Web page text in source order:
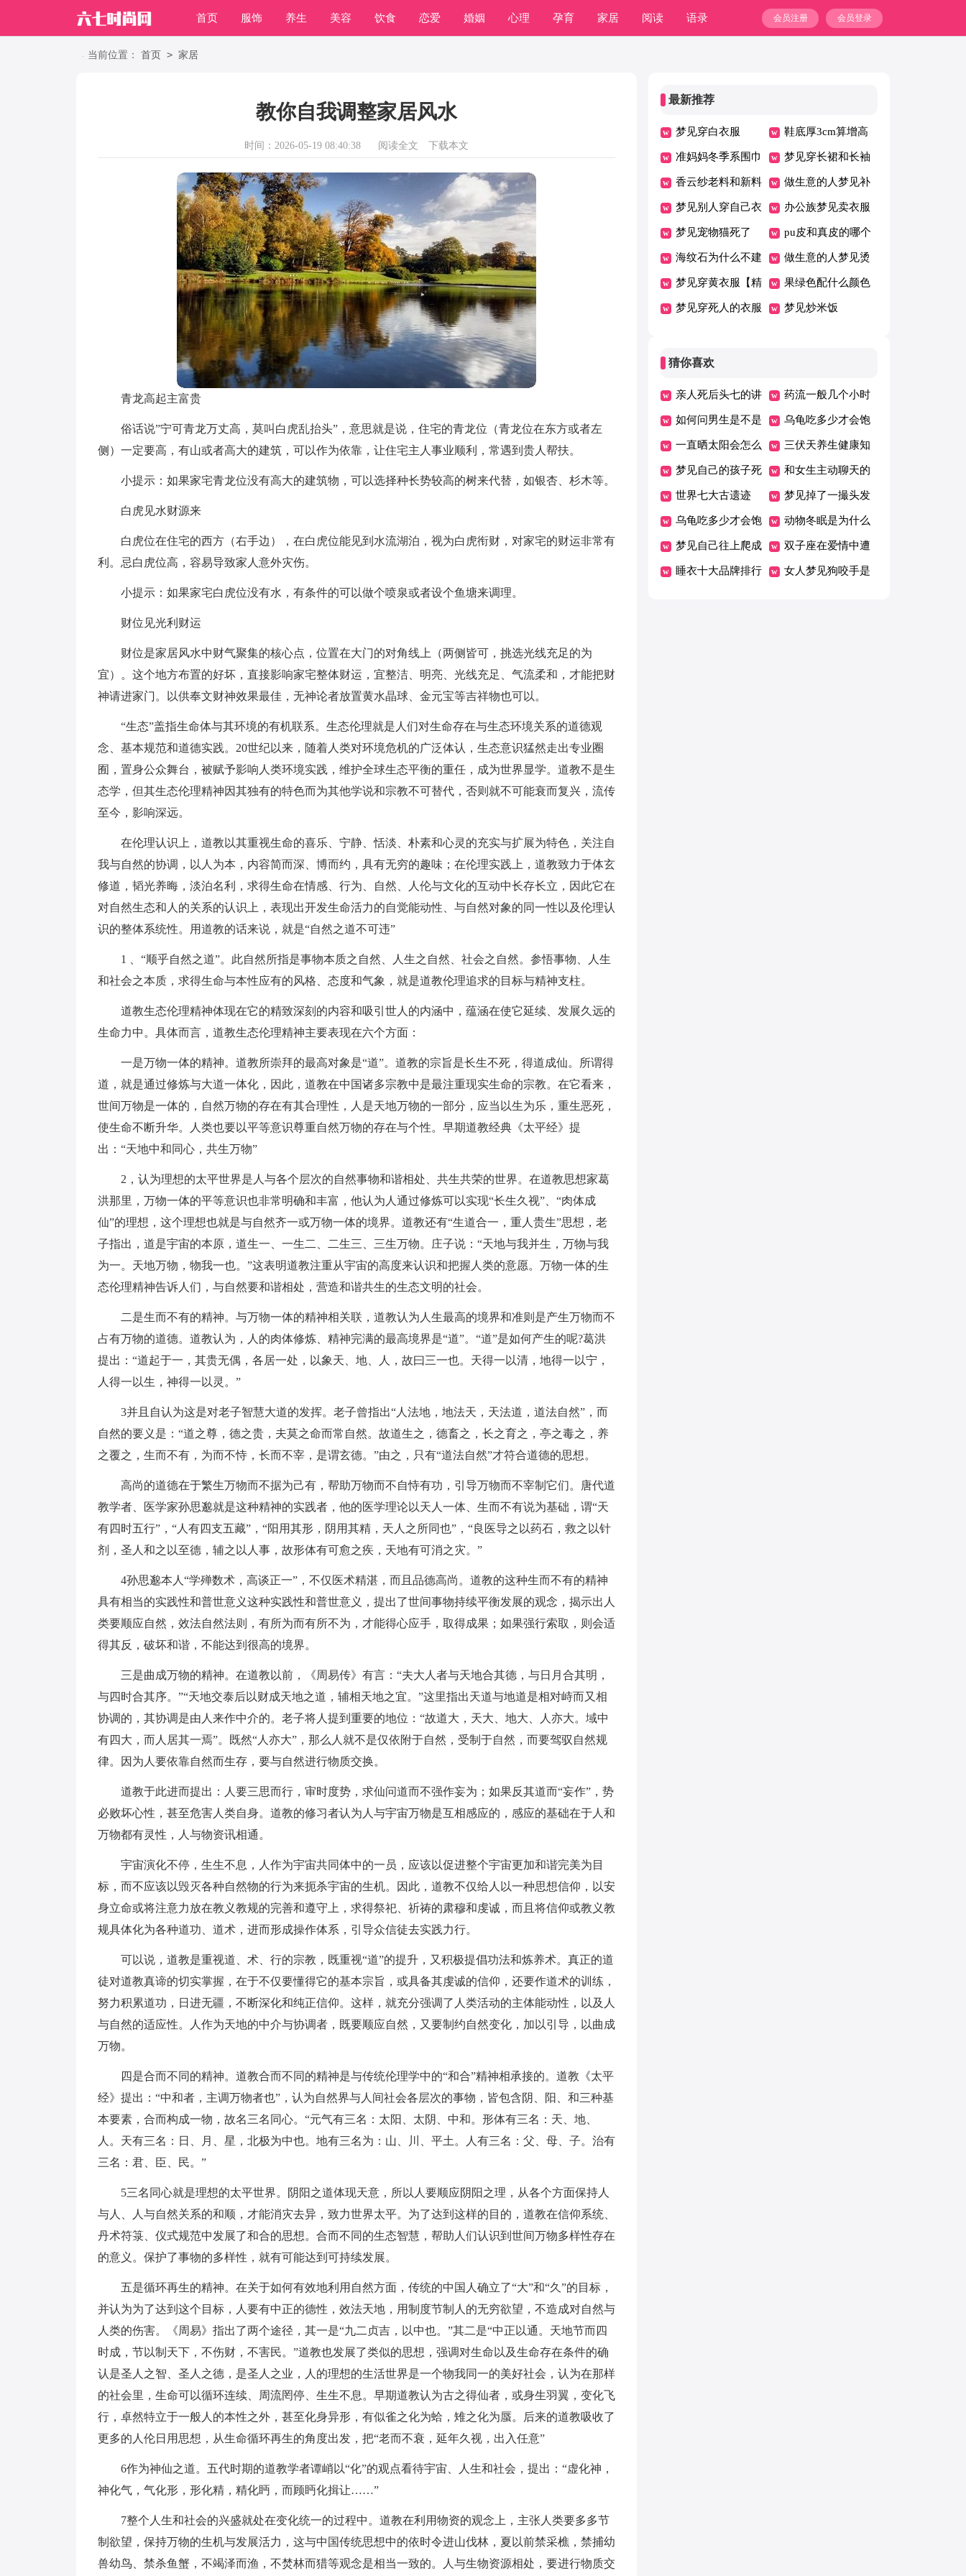
首页 服饰 养生 美容 饮食 恋爱 婚姻 心理 孕育 家居 阅读 语录
职场
会员登录
会员注册
当前位置： 首页 > 家居
教你自我调整家居风水
时间：2026-05-19 08:40:38 阅读全文 下载本文
青龙高起主富贵
俗话说”宁可青龙万丈高，莫叫白虎乱抬头”，意思就是说，住宅的青龙位（青龙位在东方或者左
侧）一定要高，有山或者高大的建筑，可以作为依靠，让住宅主人事业顺利，常遇到贵人帮扶。
小提示：如果家宅青龙位没有高大的建筑物，可以选择种长势较高的树来代替，如银杏、杉木等。
白虎见水财源来
白虎位在住宅的西方（右手边），在白虎位能见到水流湖泊，视为白虎衔财，对家宅的财运非常有
利。忌白虎位高，容易导致家人意外灾伤。
小提示：如果家宅白虎位没有水，有条件的可以做个喷泉或者设个鱼塘来调理。
财位见光利财运
财位是家居风水中财气聚集的核心点，位置在大门的对角线上（两侧皆可，挑选光线充足的为
宜）。这个地方布置的好坏，直接影响家宅整体财运，宜整洁、明亮、光线充足、气流柔和，才能把财
神请进家门。以供奉文财神效果最佳，无神论者放置黄水晶球、金元宝等吉祥物也可以。
“生态”盖指生命体与其环境的有机联系。生态伦理就是人们对生命存在与生态环境关系的道德观
念、基本规范和道德实践。20世纪以来，随着人类对环境危机的广泛体认，生态意识猛然走出专业圈
囿，置身公众舞台，被赋予影响人类环境实践，维护全球生态平衡的重任，成为世界显学。道教不是生
态学，但其生态伦理精神因其独有的特色而为其他学说和宗教不可替代，否则就不可能衰而复兴，流传
至今，影响深远。
在伦理认识上，道教以其重视生命的喜乐、宁静、恬淡、朴素和心灵的充实与扩展为特色，关注自
我与自然的协调，以人为本，内容简而深、博而约，具有无穷的趣味；在伦理实践上，道教致力于体玄
修道，韬光养晦，淡泊名利，求得生命在情感、行为、自然、人伦与文化的互动中长存长立，因此它在
对自然生态和人的关系的认识上，表现出开发生命活力的自觉能动性、与自然对象的同一性以及伦理认
识的整体系统性。用道教的话来说，就是“自然之道不可违”
1 、“顺乎自然之道”。此自然所指是事物本质之自然、人生之自然、社会之自然。参悟事物、人生
和社会之本质，求得生命与本性应有的风格、态度和气象，就是道教伦理追求的目标与精神支柱。
道教生态伦理精神体现在它的精致深刻的内容和吸引世人的内涵中，蕴涵在使它延续、发展久远的
生命力中。具体而言，道教生态伦理精神主要表现在六个方面：
一是万物一体的精神。道教所崇拜的最高对象是“道”。道教的宗旨是长生不死，得道成仙。所谓得
道，就是通过修炼与大道一体化，因此，道教在中国诸多宗教中是最注重现实生命的宗教。在它看来，
世间万物是一体的，自然万物的存在有其合理性，人是天地万物的一部分，应当以生为乐，重生恶死，
使生命不断升华。人类也要以平等意识尊重自然万物的存在与个性。早期道教经典《太平经》提
出：“天地中和同心，共生万物”
2，认为理想的太平世界是人与各个层次的自然事物和谐相处、共生共荣的世界。在道教思想家葛
洪那里，万物一体的平等意识也非常明确和丰富，他认为人通过修炼可以实现“长生久视”、“肉体成
仙”的理想，这个理想也就是与自然齐一或万物一体的境界。道教还有“生道合一，重人贵生”思想，老
子指出，道是宇宙的本原，道生一、一生二、二生三、三生万物。庄子说：“天地与我并生，万物与我
为一。天地万物，物我一也。”这表明道教注重从宇宙的高度来认识和把握人类的意愿。万物一体的生
态伦理精神告诉人们，与自然要和谐相处，营造和谐共生的生态文明的社会。
二是生而不有的精神。与万物一体的精神相关联，道教认为人生最高的境界和准则是产生万物而不
占有万物的道德。道教认为，人的肉体修炼、精神完满的最高境界是“道”。“道”是如何产生的呢?葛洪
提出：“道起于一，其贵无偶，各居一处，以象天、地、人，故曰三一也。天得一以清，地得一以宁，
人得一以生，神得一以灵。”
3并且自认为这是对老子智慧大道的发挥。老子曾指出“人法地，地法天，天法道，道法自然”，而
自然的要义是：“道之尊，德之贵，夫莫之命而常自然。故道生之，德畜之，长之育之，亭之毒之，养
之覆之，生而不有，为而不恃，长而不宰，是谓玄德。”由之，只有“道法自然”才符合道德的思想。
高尚的道德在于繁生万物而不据为己有，帮助万物而不自恃有功，引导万物而不宰制它们。唐代道
教学者、医学家孙思邈就是这种精神的实践者，他的医学理论以天人一体、生而不有说为基础，谓“天
有四时五行”，“人有四支五藏”，“阳用其形，阴用其精，天人之所同也”，“良医导之以药石，救之以针
剂，圣人和之以至德，辅之以人事，故形体有可愈之疾，天地有可消之灾。”
4孙思邈本人“学殚数术，高谈正一”，不仅医术精湛，而且品德高尚。道教的这种生而不有的精神
具有相当的实践性和普世意义这种实践性和普世意义，提出了世间事物持续平衡发展的观念，揭示出人
类要顺应自然，效法自然法则，有所为而有所不为，才能得心应手，取得成果；如果强行索取，则会适
得其反，破坏和谐，不能达到很高的境界。
三是曲成万物的精神。在道教以前，《周易传》有言：“夫大人者与天地合其德，与日月合其明，
与四时合其序。”“天地交泰后以财成天地之道，辅相天地之宜。”这里指出天道与地道是相对峙而又相
协调的，其协调是由人来作中介的。老子将人提到重要的地位：“故道大，天大、地大、人亦大。域中
有四大，而人居其一焉”。既然“人亦大”，那么人就不是仅依附于自然，受制于自然，而要驾驭自然规
律。因为人要依靠自然而生存，要与自然进行物质交换。
道教于此进而提出：人要三思而行，审时度势，求仙问道而不强作妄为；如果反其道而“妄作”，势
必败坏心性，甚至危害人类自身。道教的修习者认为人与宇宙万物是互相感应的，感应的基础在于人和
万物都有灵性，人与物资讯相通。
宇宙演化不停，生生不息，人作为宇宙共同体中的一员，应该以促进整个宇宙更加和谐完美为目
标，而不应该以毁灭各种自然物的行为来扼杀宇宙的生机。因此，道教不仅给人以一种思想信仰，以安
身立命或将注意力放在教义教规的完善和遵守上，求得祭祀、祈祷的肃穆和虔诚，而且将信仰或教义教
规具体化为各种道功、道术，进而形成操作体系，引导众信徒去实践力行。
可以说，道教是重视道、术、行的宗教，既重视“道”的提升，又积极提倡功法和炼养术。真正的道
徒对道教真谛的切实掌握，在于不仅要懂得它的基本宗旨，或具备其虔诚的信仰，还要作道术的训练，
努力积累道功，日进无疆，不断深化和纯正信仰。这样，就充分强调了人类活动的主体能动性，以及人
与自然的适应性。人作为天地的中介与协调者，既要顺应自然，又要制约自然变化，加以引导，以曲成
万物。
四是合而不同的精神。道教合而不同的精神是与传统伦理学中的“和合”精神相承接的。道教《太平
经》提出：“中和者，主调万物者也”，认为自然界与人间社会各层次的事物，皆包含阴、阳、和三种基
本要素，合而构成一物，故名三名同心。“元气有三名：太阳、太阴、中和。形体有三名：天、地、
人。天有三名：日、月、星，北极为中也。地有三名为：山、川、平土。人有三名：父、母、子。治有
三名：君、臣、民。”
5三名同心就是理想的太平世界。阴阳之道体现天意，所以人要顺应阴阳之理，从各个方面保持人
与人、人与自然关系的和顺，才能消灾去异，致力世界太平。为了达到这样的目的，道教在信仰系统、
丹术符箓、仪式规范中发展了和合的思想。合而不同的生态智慧，帮助人们认识到世间万物多样性存在
的意义。保护了事物的多样性，就有可能达到可持续发展。
五是循环再生的精神。在关于如何有效地利用自然方面，传统的中国人确立了“大”和“久”的目标，
并认为为了达到这个目标，人要有中正的德性，效法天地，用制度节制人的无穷欲望，不造成对自然与
人类的伤害。《周易》指出了两个途径，其一是“九二贞吉，以中也。”其二是“中正以通。天地节而四
时成，节以制天下，不伤财，不害民。”道教也发展了类似的思想，强调对生命以及生命存在条件的确
认是圣人之智、圣人之德，是圣人之业，人的理想的生活世界是一个物我同一的美好社会，认为在那样
的社会里，生命可以循环连续、周流罔停、生生不息。早期道教认为古之得仙者，或身生羽翼，变化飞
行，卓然特立于一般人的本性之外，甚至化身异形，有似雀之化为蛤，雉之化为蜃。后来的道教吸收了
更多的人伦日用思想，从生命循环再生的角度出发，把“老而不衰，延年久视，出入任意”
6作为神仙之道。五代时期的道教学者谭峭以“化”的观点看待宇宙、人生和社会，提出：“虚化神，
神化气，气化形，形化精，精化眄，而顾眄化揖让……”
7整个人生和社会的兴盛就处在变化统一的过程中。道教在利用物资的观念上，主张人类要多多节
制欲望，保持万物的生机与发展活力，这与中国传统思想中的依时令进山伐林，夏以前禁采樵，禁捕幼
兽幼鸟、禁杀鱼蟹，不竭泽而渔，不焚林而猎等观念是相当一致的。人与生物资源相处，要进行物质交
最新推荐
梦见穿白衣服 鞋底厚3cm算增高
鞋吗
准妈妈冬季系围巾
有讲究
梦见穿长裙和长袖
衣服
香云纱老料和新料
区别
做生意的人梦见补
衣服
梦见别人穿自己衣
服是什么意思
办公族梦见卖衣服
梦见宠物猫死了 pu皮和真皮的哪个
好
海纹石为什么不建
议买
做生意的人梦见烫
衣服
梦见穿黄衣服【精
华】
果绿色配什么颜色
好看
梦见穿死人的衣服 梦见炒米饭
猜你喜欢
亲人死后头七的讲
究
药流一般几个小时
可以掉下来
如何问男生是不是
喜欢自己
乌龟吃多少才会饱
一直晒太阳会怎么
样
三伏天养生健康知
识
梦见自己的孩子死
了是什么意思
和女生主动聊天的
方法技巧
世界七大古遗迹 梦见掉了一撮头发
是什么意思
乌龟吃多少才会饱 动物冬眠是为什么
梦见自己往上爬成
功了什么征兆
双子座在爱情中遭
遇什么会极度失望
睡衣十大品牌排行 女人梦见狗咬手是